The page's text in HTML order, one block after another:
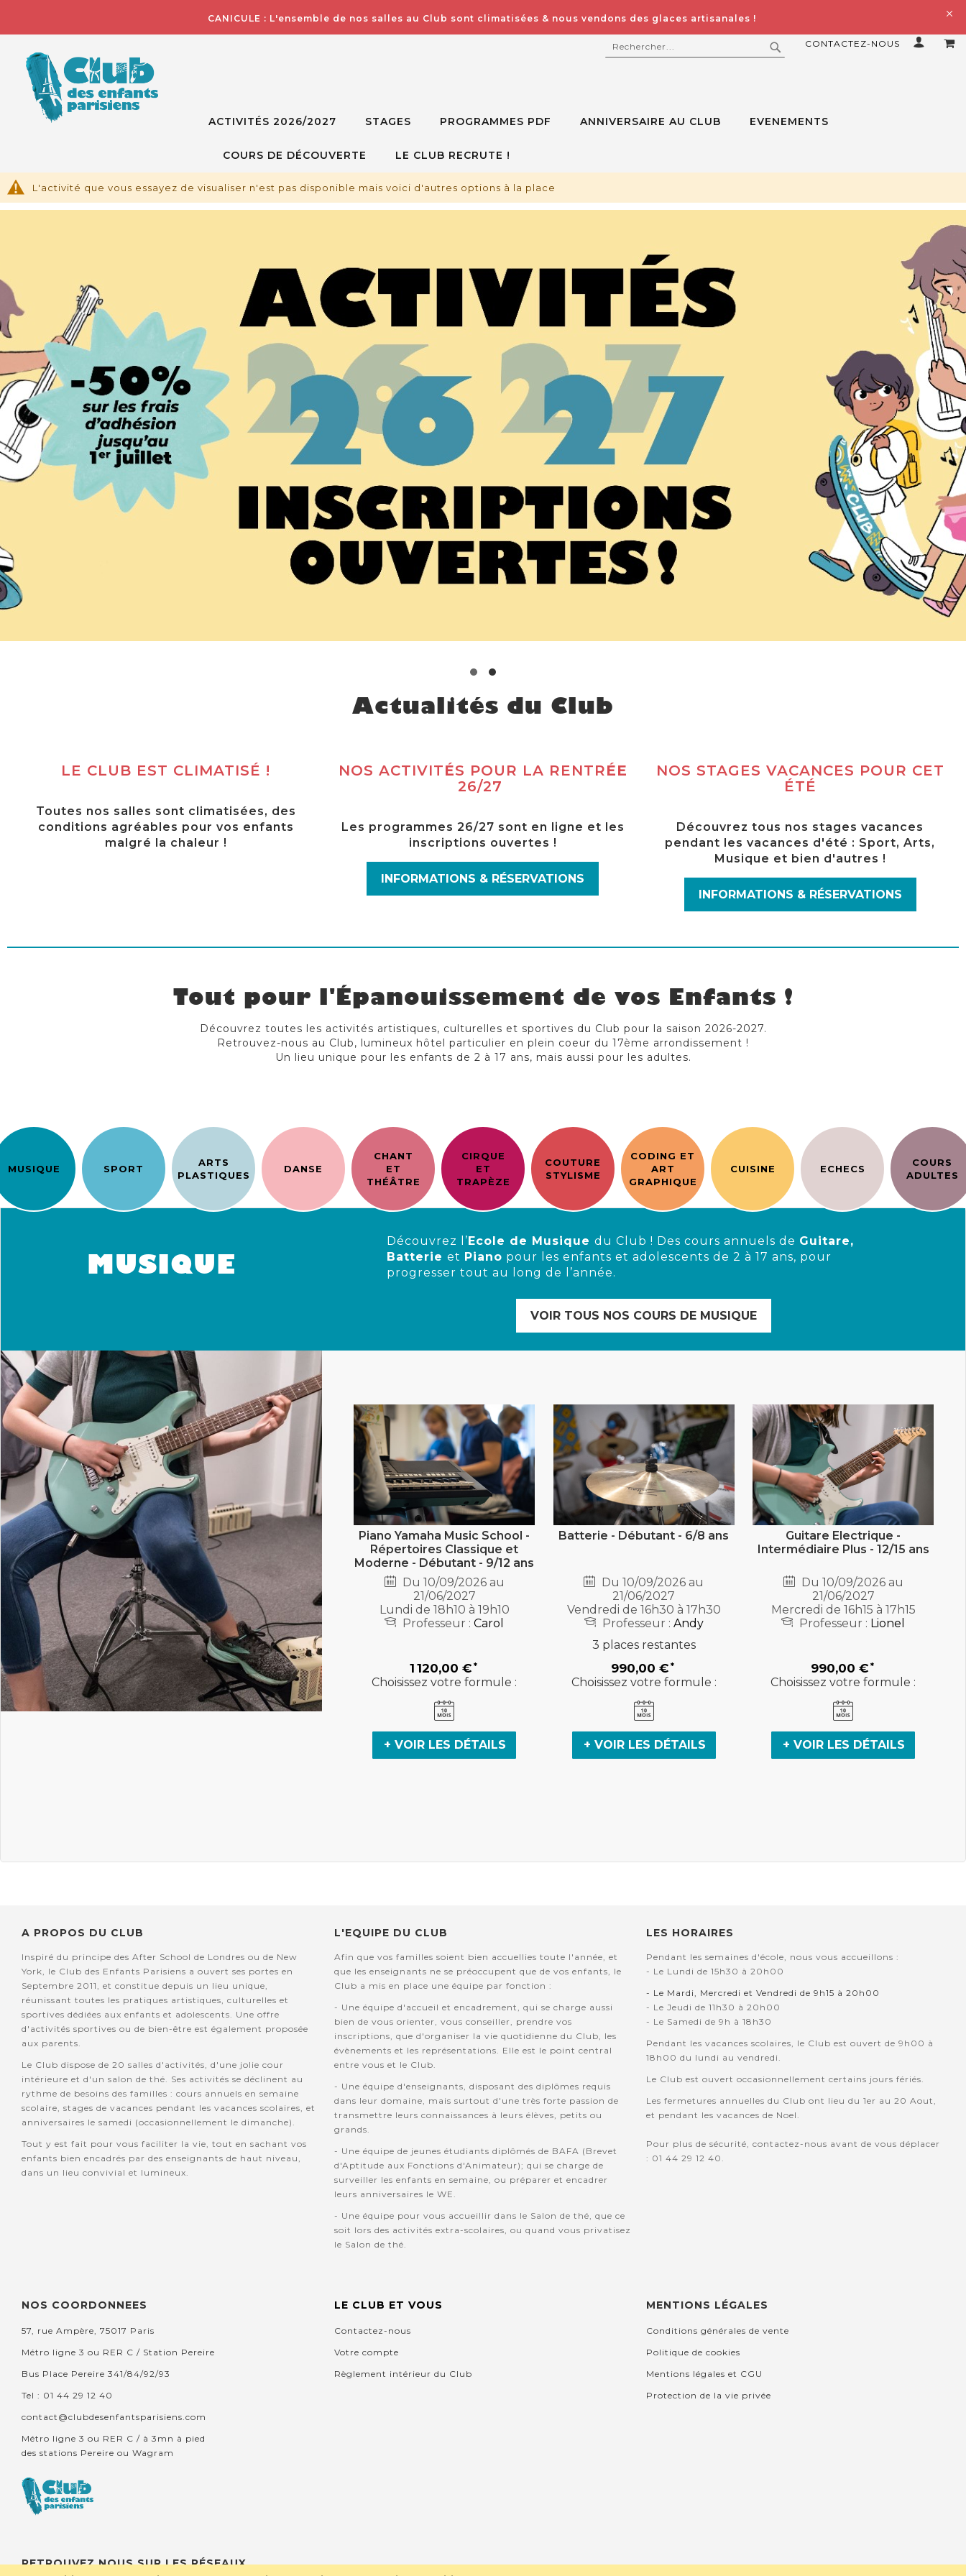
CANICULE : L'ensemble de nos salles au Club sont climatisées & nous vendons des glaces artisanales !
CONTACTEZ-NOUS
RECHERCHER
ACTIVITÉS 2026/2027 STAGES PROGRAMMES PDF ANNIVERSAIRE AU CLUB EVENEMENTS
COURS DE DÉCOUVERTE LE CLUB RECRUTE !
L'activité que vous essayez de visualiser n'est pas disponible mais voici d'autres options à la place
Actualités du Club
LE CLUB EST CLIMATISÉ !
Toutes nos salles sont climatisées, des
conditions agréables pour vos enfants
malgré la chaleur !
NOS ACTIVITÉS POUR LA RENTRÉE
26/27
Les programmes 26/27 sont en ligne et les
inscriptions ouvertes !
INFORMATIONS & RÉSERVATIONS
NOS STAGES VACANCES POUR CET
ÉTÉ
Découvrez tous nos stages vacances
pendant les vacances d'été : Sport, Arts,
Musique et bien d'autres !
INFORMATIONS & RÉSERVATIONS
Tout pour l'Épanouissement de vos Enfants !
Découvrez toutes les activités artistiques, culturelles et sportives du Club pour la saison 2026-2027.
Retrouvez-nous au Club, lumineux hôtel particulier en plein coeur du 17ème arrondissement !
Un lieu unique pour les enfants de 2 à 17 ans, mais aussi pour les adultes.
MUSIQUE SPORT
ARTS
PLASTIQUES
DANSE
CHANT
ET
THÉÂTRE
CIRQUE
ET
TRAPÈZE
COUTURE
STYLISME
CODING ET
ART
GRAPHIQUE
CUISINE ECHECS
COURS
ADULTES
MUSIQUE
Découvrez l’ Ecole de Musique du Club ! Des cours annuels de Guitare,
Batterie et Piano pour les enfants et adolescents de 2 à 17 ans, pour
progresser tout au long de l’année.
VOIR TOUS NOS COURS DE MUSIQUE
Piano Yamaha Music School -
Répertoires Classique et
Moderne - Débutant - 9/12 ans
Du 10/09/2026 au
21/06/2027
Lundi de 18h10 à 19h10
Professeur :Carol
1 120,00 €
Choisissez votre formule :
+ VOIR LES DÉTAILS
Batterie - Débutant - 6/8 ans
Du 10/09/2026 au
21/06/2027
Vendredi de 16h30 à 17h30
Professeur : Andy
3 places restantes
990,00 €
Choisissez votre formule :
+ VOIR LES DÉTAILS
Guitare Electrique -
Intermédiaire Plus - 12/15 ans
Du 10/09/2026 au
21/06/2027
Mercredi de 16h15 à 17h15
Professeur : Lionel
990,00 €
Choisissez votre formule :
+ VOIR LES DÉTAILS
A PROPOS DU CLUB
Inspiré du principe des After School de Londres ou de New
York, le Club des Enfants Parisiens a ouvert ses portes en
Septembre 2011, et constitue depuis un lieu unique,
réunissant toutes les pratiques artistiques, culturelles et
sportives dédiées aux enfants et adolescents. Une offre
d'activités sportives ou de bien-être est également proposée
aux parents.
Le Club dispose de 20 salles d'activités, d'une jolie cour
intérieure et d'un salon de thé. Ses activités se déclinent au
rythme de besoins des familles : cours annuels en semaine
scolaire, stages de vacances pendant les vacances scolaires, et
anniversaires le samedi (occasionnellement le dimanche).
Tout y est fait pour vous faciliter la vie, tout en sachant vos
enfants bien encadrés par des enseignants de haut niveau,
dans un lieu convivial et lumineux.
L'EQUIPE DU CLUB
Afin que vos familles soient bien accuellies toute l'année, et
que les enseignants ne se préoccupent que de vos enfants, le
Club a mis en place une équipe par fonction :
- Une équipe d'accueil et encadrement, qui se charge aussi
bien de vous orienter, vous conseiller, prendre vos
inscriptions, que d'organiser la vie quotidienne du Club, les
évènements et les représentations. Elle est le point central
entre vous et le Club.
- Une équipe d'enseignants, disposant des diplômes requis
dans leur domaine, mais surtout d'une très forte passion de
transmettre leurs connaissances à leurs élèves, petits ou
grands.
- Une équipe de jeunes étudiants diplômés de BAFA (Brevet
d'Aptitude aux Fonctions d'Animateur); qui se charge de
surveiller les enfants en semaine, ou préparer et encadrer
leurs anniversaires le WE.
- Une équipe pour vous accueillir dans le Salon de thé, que ce
soit lors des activités extra-scolaires, ou quand vous privatisez
le Salon de thé.
LES HORAIRES
Pendant les semaines d'école, nous vous accueillons :
- Le Lundi de 15h30 à 20h00
- Le Mardi, Mercredi et Vendredi de 9h15 à 20h00
- Le Jeudi de 11h30 à 20h00
- Le Samedi de 9h à 18h30
Pendant les vacances scolaires, le Club est ouvert de 9h00 à
18h00 du lundi au vendredi.
Le Club est ouvert occasionnellement certains jours fériés.
Les fermetures annuelles du Club ont lieu du 1er au 20 Aout,
et pendant les vacances de Noel.
Pour plus de sécurité, contactez-nous avant de vous déplacer
: 01 44 29 12 40.
NOS COORDONNEES
57, rue Ampère, 75017 Paris
Métro ligne 3 ou RER C / Station Pereire
Bus Place Pereire 341/84/92/93
Tel : 01 44 29 12 40
contact@clubdesenfantsparisiens.com
Métro ligne 3 ou RER C / à 3mn à pied
des stations Pereire ou Wagram
LE CLUB ET VOUS
Contactez-nous
Votre compte
Règlement intérieur du Club
MENTIONS LÉGALES
Conditions générales de vente
Politique de cookies
Mentions légales et CGU
Protection de la vie privée
RETROUVEZ NOUS SUR LES RÉSEAUX